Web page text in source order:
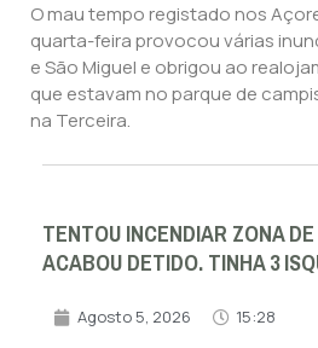
O mau tempo registado nos
quarta-feira provocou várias
e São Miguel e obrigou ao
que estavam no parque de
na Terceira.
TENTOU INCENDIAR ZONA
ACABOU DETIDO. TINHA 3
Agosto 5, 2026 15:28